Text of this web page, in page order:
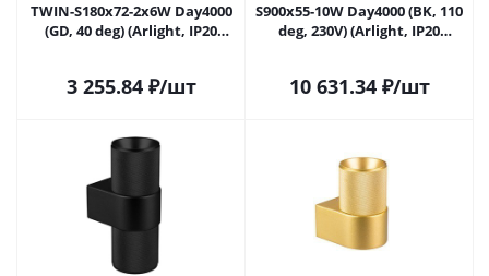
TWIN-S180x72-2x6W Day4000
(GD, 40 deg) (Arlight, IP20
3 255.84₽/шт
S900x55-10W Day4000 (BK, 110
deg, 230V) (Arlight, IP20
10 631.34₽/шт